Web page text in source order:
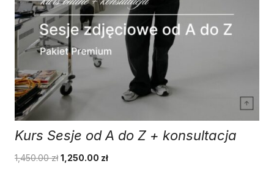
Kurs Sesje od A do Z + konsultacja
1,450.00zł Pierwotna
1,250.00 złAktualna